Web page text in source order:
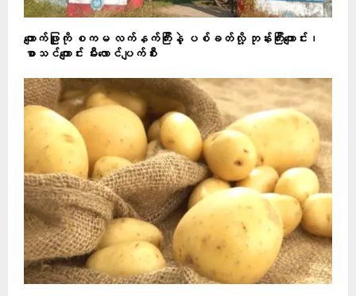
ကျောက်ဖြူကို စကမ လက်နက်ကြီးနဲ့ ပစ်ခတ်လို့ ဘုန်းကြီးကျောင်း၊
စာသင်ကျောင်း မီးလောင်ပျက်စီး